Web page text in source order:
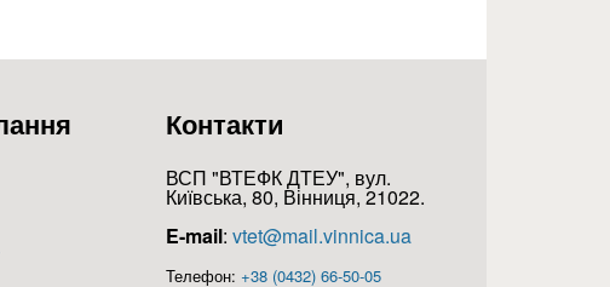
Контакти
ВСП "ВТЕФК ДТЕУ", вул.
Київська, 80, Вінниця, 21022.
E-mail: vtet@mail.vinnica.ua
Телефон: +38 (0432) 66-50-05